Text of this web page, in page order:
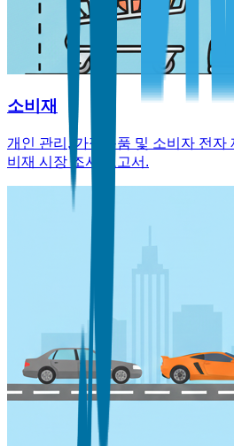
소비재
개인 관리, 가정용품 및 소비자 전자
비재 시장 조사 보고서.